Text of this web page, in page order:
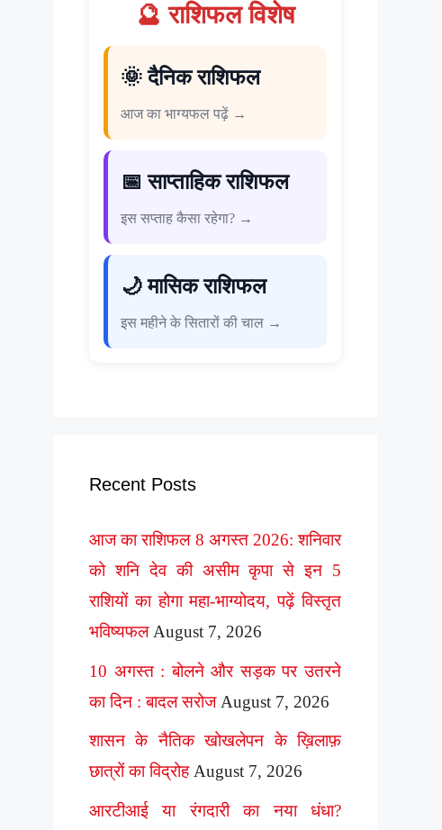
🔮 राशिफल विशेष
🌞 दैनिक राशिफल
आज का भाग्यफल पढ़ें →
📅 साप्ताहिक राशिफल
इस सप्ताह कैसा रहेगा? →
🌙 मासिक राशिफल
इस महीने के सितारों की चाल →
Recent Posts
आज का राशिफल 8 अगस्त 2026: शनिवार
को शनि देव की असीम कृपा से इन 5
राशियों का होगा महा-भाग्योदय, पढ़ें विस्तृत
भविष्यफल August 7, 2026
10 अगस्त : बोलने और सड़क पर उतरने
का दिन : बादल सरोज August 7, 2026
शासन के नैतिक खोखलेपन के ख़िलाफ़
छात्रों का विद्रोह August 7, 2026
आरटीआई या रंगदारी का नया धंधा?